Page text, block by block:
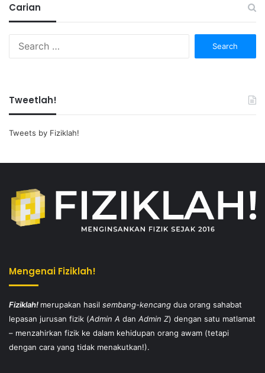
Carian
Tweetlah!
Tweets by Fiziklah!
Mengenai Fiziklah!
Fiziklah! merupakan hasil sembang-kencang dua orang sahabat
lepasan jurusan fizik (Admin A dan Admin Z) dengan satu matlamat
– menzahirkan fizik ke dalam kehidupan orang awam (tetapi
dengan cara yang tidak menakutkan!).